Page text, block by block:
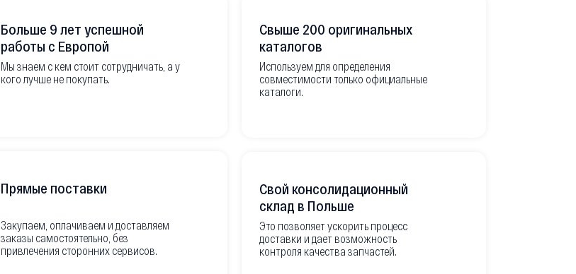
Больше 9 лет успешной
работы с Европой
Мы знаем с кем стоит сотрудничать, а у
кого лучше не покупать.
Прямые поставки
Закупаем, оплачиваем и доставляем
заказы самостоятельно, без
привлечения сторонних сервисов.
Свыше 200 оригинальных
каталогов
Используем для определения
совместимости только официальные
каталоги.
Свой консолидационный
склад в Польше
Это позволяет ускорить процесс
доставки и дает возможность
контроля качества запчастей.